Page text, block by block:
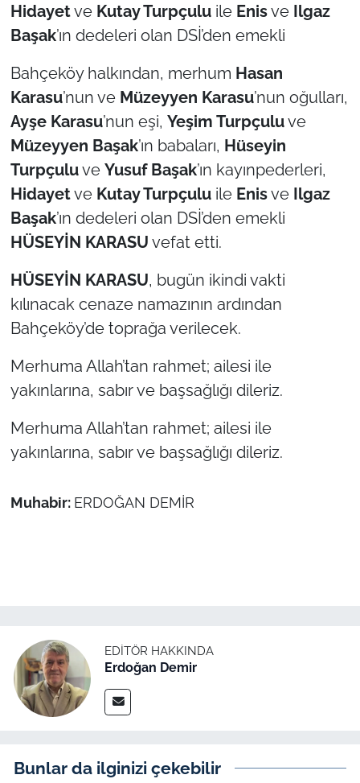
Hidayetve Kutay Turpçuluile Enisve Ilgaz
Başak’ın dedeleri olan DSİ’den emekli
Bahçeköy halkından, merhum Hasan
Karasu’nun ve Müzeyyen Karasu’nun oğulları,
Ayşe Karasu’nun eşi, Yeşim Turpçuluve
Müzeyyen Başak’ın babaları, Hüseyin
Turpçuluve Yusuf Başak’ın kayınpederleri,
Hidayetve Kutay Turpçuluile Enisve Ilgaz
Başak’ın dedeleri olan DSİ’den emekli
HÜSEYİN KARASU vefat etti.
HÜSEYİN KARASU, bugün ikindi vakti
kılınacak cenaze namazının ardından
Bahçeköy’de toprağa verilecek.
Merhuma Allah’tan rahmet; ailesi ile
yakınlarına, sabır ve başsağlığı dileriz.
Merhuma Allah’tan rahmet; ailesi ile
yakınlarına, sabır ve başsağlığı dileriz.
Muhabir: ERDOĞAN DEMİR
EDITÖR HAKKINDA
Erdoğan Demir
Bunlar da ilginizi çekebilir
KIRKLARELİ
TÜRKİYE
Bölge
Güvenlik
Genel
Flaş Haber
Magazin
İş Dünyası
English News
Gündem-Eğitim